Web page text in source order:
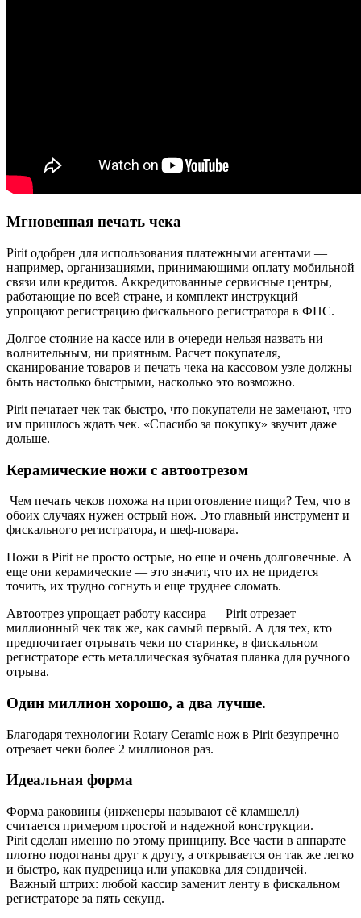
Мгновенная печать чека
Pirit одобрен для использования платежными агентами —
например, организациями, принимающими оплату мобильной
связи или кредитов. Аккредитованные сервисные центры,
работающие по всей стране, и комплект инструкций
упрощают регистрацию фискального регистратора в ФНС.
Долгое стояние на кассе или в очереди нельзя назвать ни
волнительным, ни приятным. Расчет покупателя,
сканирование товаров и печать чека на кассовом узле должны
быть настолько быстрыми, насколько это возможно.
Pirit печатает чек так быстро, что покупатели не замечают, что
им пришлось ждать чек. «Спасибо за покупку» звучит даже
дольше.
Керамические ножи с автоотрезом
Чем печать чеков похожа на приготовление пищи? Тем, что в
обоих случаях нужен острый нож. Это главный инструмент и
фискального регистратора, и шеф-повара.
Ножи в Pirit не просто острые, но еще и очень долговечные. А
еще они керамические — это значит, что их не придется
точить, их трудно согнуть и еще труднее сломать.
Автоотрез упрощает работу кассира — Pirit отрезает
миллионный чек так же, как самый первый. А для тех, кто
предпочитает отрывать чеки по старинке, в фискальном
регистраторе есть металлическая зубчатая планка для ручного
отрыва.
Один миллион хорошо, а два лучше.
Благодаря технологии Rotary Ceramic нож в Pirit безупречно
отрезает чеки более 2 миллионов раз.
Идеальная форма
Форма раковины (инженеры называют её кламшелл)
считается примером простой и надежной конструкции.
Pirit сделан именно по этому принципу. Все части в аппарате
плотно подогнаны друг к другу, а открывается он так же легко
и быстро, как пудреница или упаковка для сэндвичей.
Важный штрих: любой кассир заменит ленту в фискальном
регистраторе за пять секунд.